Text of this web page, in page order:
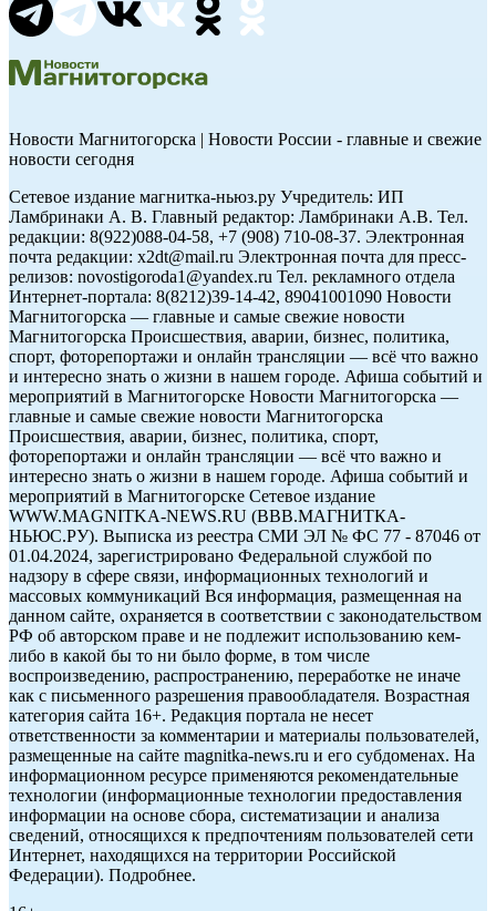
Новости Магнитогорска | Новости России - главные и свежие
новости сегодня
Сетевое издание магнитка-ньюз.ру Учредитель: ИП
Ламбринаки А. В. Главный редактор: Ламбринаки А.В. Тел.
редакции: 8(922)088-04-58, +7 (908) 710-08-37. Электронная
почта редакции: x2dt@mail.ru Электронная почта для пресс-
релизов: novostigoroda1@yandex.ru Тел. рекламного отдела
Интернет-портала: 8(8212)39-14-42, 89041001090 Новости
Магнитогорска — главные и самые свежие новости
Магнитогорска Происшествия, аварии, бизнес, политика,
спорт, фоторепортажи и онлайн трансляции — всё что важно
и интересно знать о жизни в нашем городе. Афиша событий и
мероприятий в Магнитогорске Новости Магнитогорска —
главные и самые свежие новости Магнитогорска
Происшествия, аварии, бизнес, политика, спорт,
фоторепортажи и онлайн трансляции — всё что важно и
интересно знать о жизни в нашем городе. Афиша событий и
мероприятий в Магнитогорске Сетевое издание
WWW.MAGNITKA-NEWS.RU (ВВВ.МАГНИТКА-
НЬЮС.РУ). Выписка из реестра СМИ ЭЛ № ФС 77 - 87046 от
01.04.2024, зарегистрировано Федеральной службой по
надзору в сфере связи, информационных технологий и
массовых коммуникаций Вся информация, размещенная на
данном сайте, охраняется в соответствии с законодательством
РФ об авторском праве и не подлежит использованию кем-
либо в какой бы то ни было форме, в том числе
воспроизведению, распространению, переработке не иначе
как с письменного разрешения правообладателя. Возрастная
категория сайта 16+. Редакция портала не несет
ответственности за комментарии и материалы пользователей,
размещенные на сайте magnitka-news.ru и его субдоменах. На
информационном ресурсе применяются рекомендательные
технологии (информационные технологии предоставления
информации на основе сбора, систематизации и анализа
сведений, относящихся к предпочтениям пользователей сети
Интернет, находящихся на территории Российской
Федерации). Подробнее.